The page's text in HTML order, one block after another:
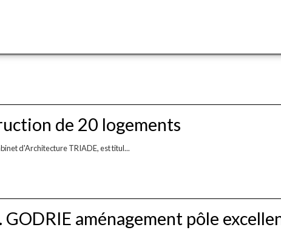
de 20 logements
d'Architecture TRIADE, est titul...
GODRIE aménagement pôle